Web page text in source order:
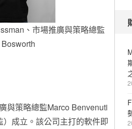
、市場推廣與策略總監
與策略總監Marco Benvenuti
成立。該公司主打的軟件即